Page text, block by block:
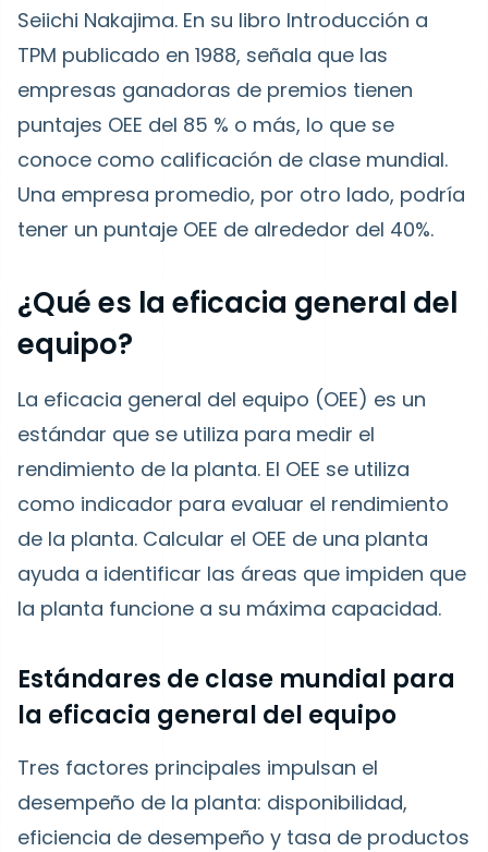
Seiichi Nakajima. En su libro Introducción a
TPM publicado en 1988, señala que las
empresas ganadoras de premios tienen
puntajes OEE del 85 % o más, lo que se
conoce como calificación de clase mundial.
Una empresa promedio, por otro lado, podría
tener un puntaje OEE de alrededor del 40%.
¿Qué es la eficacia general del
equipo?
La eficacia general del equipo (OEE) es un
estándar que se utiliza para medir el
rendimiento de la planta. El OEE se utiliza
como indicador para evaluar el rendimiento
de la planta. Calcular el OEE de una planta
ayuda a identificar las áreas que impiden que
la planta funcione a su máxima capacidad.
Estándares de clase mundial para
la eficacia general del equipo
Tres factores principales impulsan el
desempeño de la planta: disponibilidad,
eficiencia de desempeño y tasa de productos